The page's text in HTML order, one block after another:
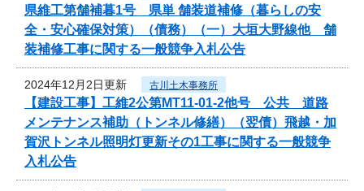
県維工第舗補暮1号 県単 舗装道補修（暮らしの安
全・安心確保対策）（債務）（一）大垣大野線他 舗
装補修工事に関する一般競争入札公告
2024年12月2日更新 古川土木事務所
【建設工事】工維2公第MT11-01-2他号 公共 道路
メンテナンス補助（トンネル修繕）（翌債）飛越・加
賀沢トンネル照明灯更新その1工事に関する一般競争
入札公告